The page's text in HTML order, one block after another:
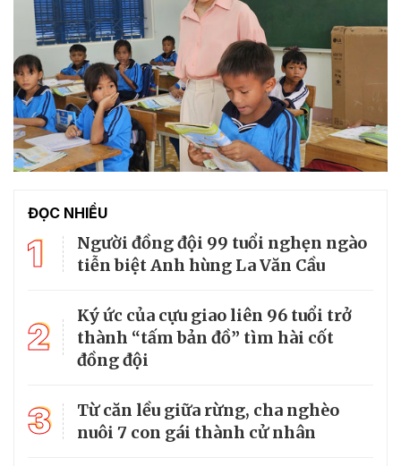
ĐỌC NHIỀU
1
Người đồng đội 99 tuổi nghẹn ngào
tiễn biệt Anh hùng La Văn Cầu
2
Ký ức của cựu giao liên 96 tuổi trở
thành “tấm bản đồ” tìm hài cốt
đồng đội
3
Từ căn lều giữa rừng, cha nghèo
nuôi 7 con gái thành cử nhân